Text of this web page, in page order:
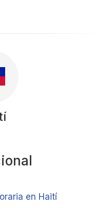
en Haití